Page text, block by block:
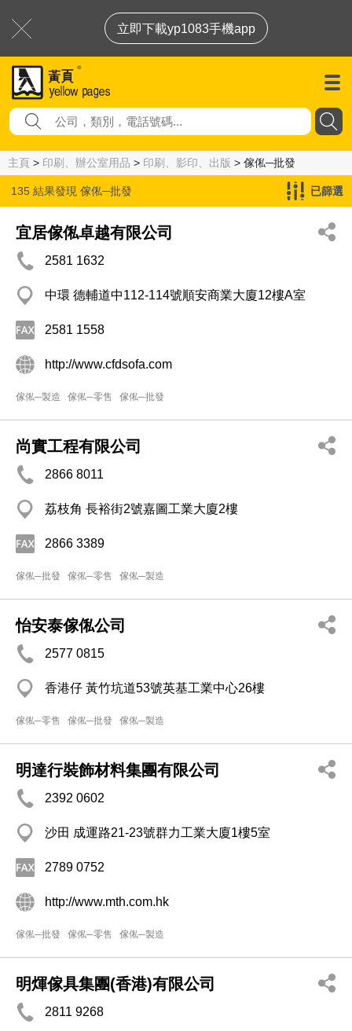
立即下載yp1083手機app
主頁 > 印刷、辦公室用品 > 印刷、影印、出版 > 傢俬─批發
135 結果發現 傢俬─批發 已篩選
宜居傢俬卓越有限公司
2581 1632
中環 德輔道中112-114號順安商業大廈12樓A室
2581 1558
http://www.cfdsofa.com
傢俬─製造 傢俬─零售 傢俬─批發
尚實⼯程有限公司
2866 8011
荔枝角 長裕街2號嘉圖⼯業⼤廈2樓
2866 3389
傢俬─批發 傢俬─零售 傢俬─製造
怡安泰傢俬公司
2577 0815
香港仔 黃竹坑道53號英基工業中心26樓
傢俬─零售 傢俬─批發 傢俬─製造
明達行裝飾材料集團有限公司
2392 0602
沙田 成運路21-23號群力工業大廈1樓5室
2789 0752
http://www.mth.com.hk
傢俬─批發 傢俬─零售 傢俬─製造
明煇傢具集團(香港)有限公司
2811 9268